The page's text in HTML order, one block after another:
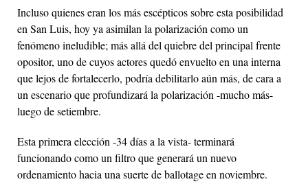
Incluso quienes eran los más escépticos sobre esta posibilidad
en San Luis, hoy ya asimilan la polarización como un
fenómeno ineludible; más allá del quiebre del principal frente
opositor, uno de cuyos actores quedó envuelto en una interna
que lejos de fortalecerlo, podría debilitarlo aún más, de cara a
un escenario que profundizará la polarización -mucho más-
luego de setiembre.
Esta primera elección -34 días a la vista- terminará
funcionando como un filtro que generará un nuevo
ordenamiento hacia una suerte de ballotage en noviembre.